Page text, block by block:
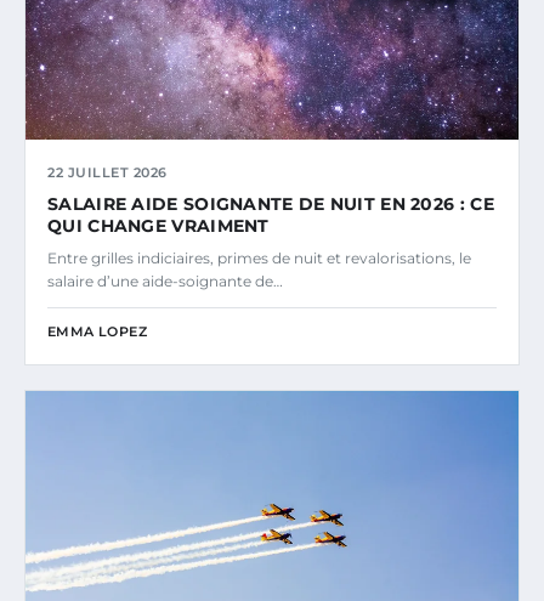
22 JUILLET 2026
SALAIRE AIDE SOIGNANTE DE NUIT EN 2026 : CE
QUI CHANGE VRAIMENT
Entre grilles indiciaires, primes de nuit et revalorisations, le
salaire d’une aide-soignante de…
EMMA LOPEZ